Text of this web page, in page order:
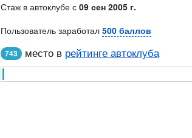
Стаж в автоклубе с 09 сен 2005 г.
Пользователь заработал 500 баллов
743 место в рейтинге автоклуба